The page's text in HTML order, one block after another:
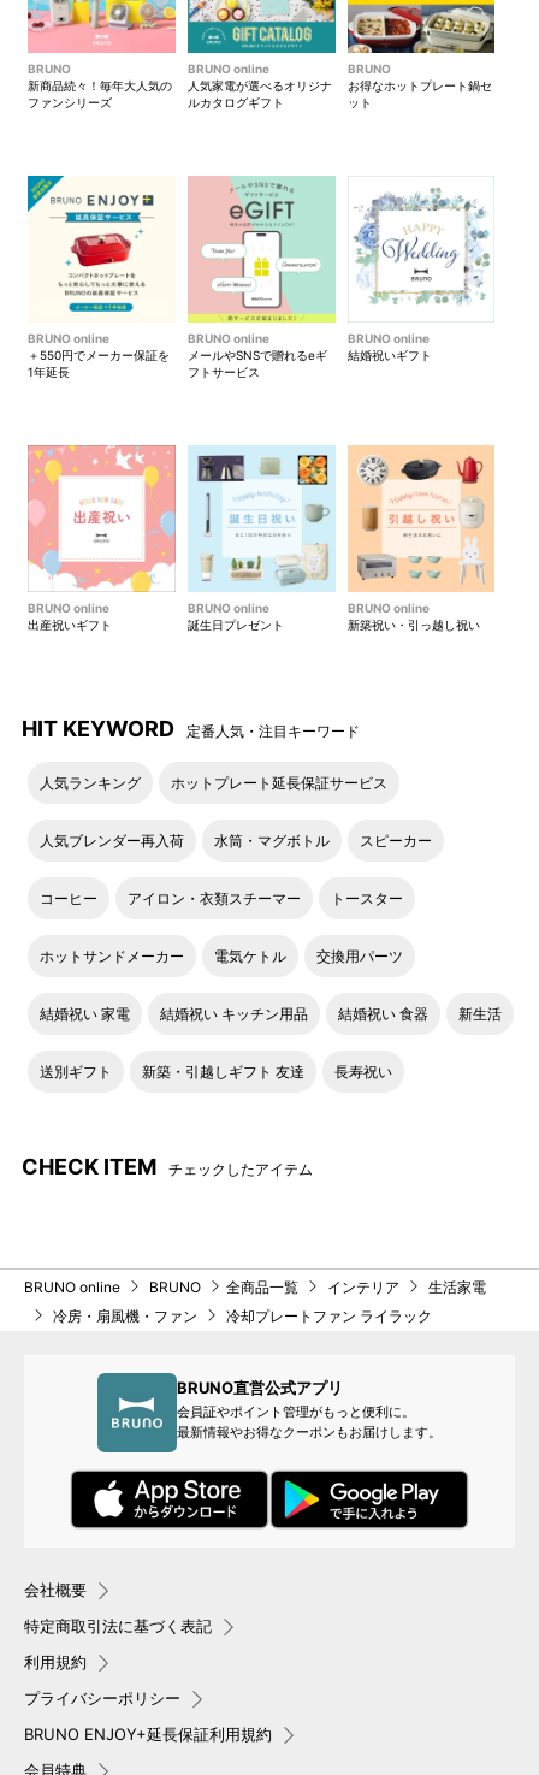
BRUNO
新商品続々！毎年大人気の
ファンシリーズ
BRUNO online
人気家電が選べるオリジナ
ルカタログギフト
BRUNO
お得なホットプレート鍋セ
ット
BRUNO online
＋550円でメーカー保証を
1年延長
BRUNO online
メールやSNSで贈れるeギ
フトサービス
BRUNO online
結婚祝いギフト
BRUNO online
出産祝いギフト
BRUNO online
誕生日プレゼント
BRUNO online
新築祝い・引っ越し祝い
HIT KEYWORD 定番人気・注目キーワード
人気ランキング ホットプレート延長保証サービス
人気ブレンダー再入荷 水筒・マグボトル スピーカー
コーヒー アイロン・衣類スチーマー トースター
ホットサンドメーカー 電気ケトル 交換用パーツ
結婚祝い 家電 結婚祝い キッチン用品 結婚祝い 食器 新生活
送別ギフト 新築・引越しギフト 友達 長寿祝い
CHECK ITEM チェックしたアイテム
BRUNO online BRUNO 全商品一覧 インテリア
生活家電
冷房・扇風機・ファン
冷却プレートファン ライラック
BRUNO直営公式アプリ
会員証やポイント管理がもっと便利に。
最新情報やお得なクーポンもお届けします。
会社概要
特定商取引法に基づく表記
利用規約
プライバシーポリシー
BRUNO ENJOY+延長保証利用規約
会員特典